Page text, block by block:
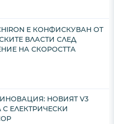
E КОНФИСКУВАН ОТ
ВЛАСТИ СЛЕД
НА СКОРОСТТА
ИНОВАЦИЯ: НОВИЯТ V3
С ЕЛЕКТРИЧЕСКИ